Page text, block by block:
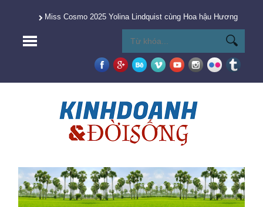
Miss Cosmo 2025 Yolina Lindquist cùng Hoa hậu Hương